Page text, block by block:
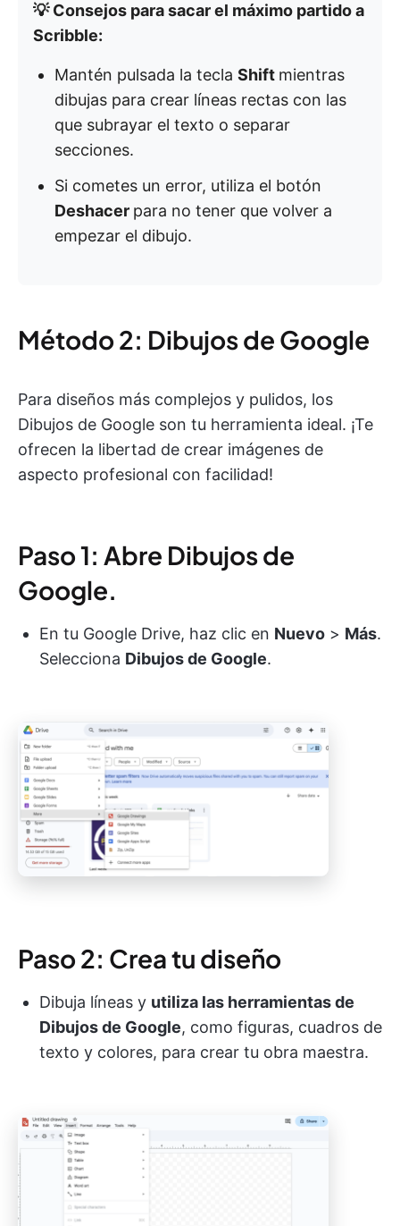
💡 Consejos para sacar el máximo partido a
Scribble:
Mantén pulsada la tecla Shift mientras
dibujas para crear líneas rectas con las
que subrayar el texto o separar
secciones.
Si cometes un error, utiliza el botón
Deshacer para no tener que volver a
empezar el dibujo.
Método 2: Dibujos de Google
Para diseños más complejos y pulidos, los
Dibujos de Google son tu herramienta ideal. ¡Te
ofrecen la libertad de crear imágenes de
aspecto profesional con facilidad!
Paso 1: Abre Dibujos de
Google.
En tu Google Drive, haz clic en Nuevo > Más.
Selecciona Dibujos de Google.
Paso 2: Crea tu diseño
Dibuja líneas y utiliza las herramientas de
Dibujos de Google, como figuras, cuadros de
texto y colores, para crear tu obra maestra.